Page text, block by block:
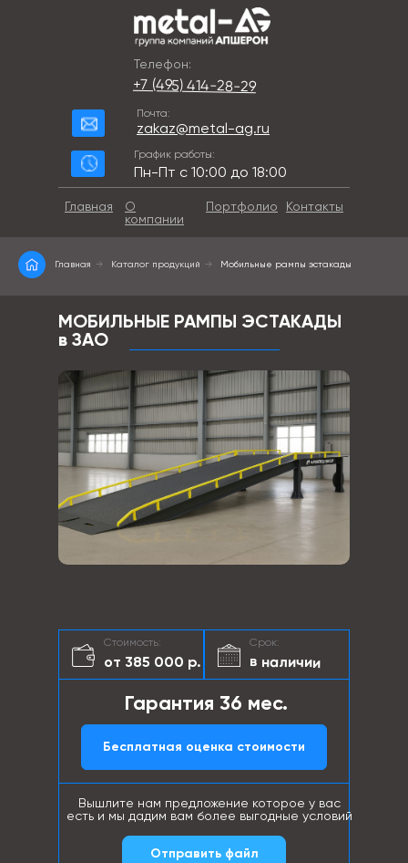
Телефон:
+7 (495) 414-28-29
Почта:
zakaz@metal-ag.ru
График работы:
Пн-Пт с 10:00 до 18:00
Контакты
Портфолио
О
компании
Главная
Главная → Каталог продукций → Мобильные рампы эстакады
МОБИЛЬНЫЕ РАМПЫ ЭСТАКАДЫ
в ЗАО
Срок:
в наличии
Стоимость:
от 385 000 р.
Гарантия 36 мес.
Бесплатная оценка стоимости
Вышлите нам предложение которое у вас
есть и мы дадим вам более выгодные условий
Отправить файл